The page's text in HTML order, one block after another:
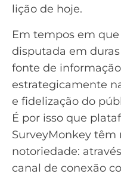
lição de hoje.
Em tempos em
disputada em
fonte de
estrategicamente
e fidelização do
É por isso que
SurveyMonkey têm
notoriedade:
canal de conexão